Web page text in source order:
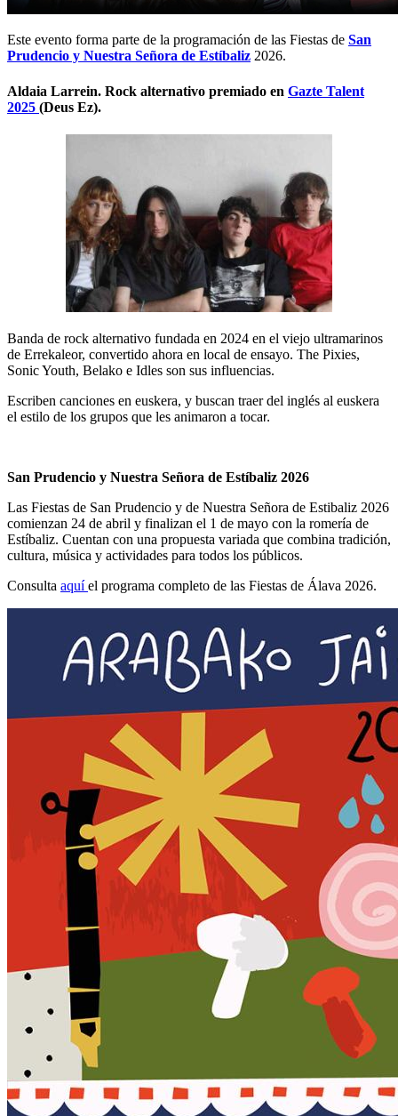
Este evento forma parte de la programación de las Fiestas de San
Prudencio y Nuestra Señora de Estíbaliz 2026.
Aldaia Larrein. Rock alternativo premiado en Gazte Talent
2025 (Deus Ez).
Banda de rock alternativo fundada en 2024 en el viejo ultramarinos
de Errekaleor, convertido ahora en local de ensayo. The Pixies,
Sonic Youth, Belako e Idles son sus influencias.
Escriben canciones en euskera, y buscan traer del inglés al euskera
el estilo de los grupos que les animaron a tocar.
San Prudencio y Nuestra Señora de Estíbaliz 2026
Las Fiestas de San Prudencio y de Nuestra Señora de Estibaliz 2026
comienzan 24 de abril y finalizan el 1 de mayo con la romería de
Estíbaliz. Cuentan con una propuesta variada que combina tradición,
cultura, música y actividades para todos los públicos.
Consulta aquíel programa completo de las Fiestas de Álava 2026.